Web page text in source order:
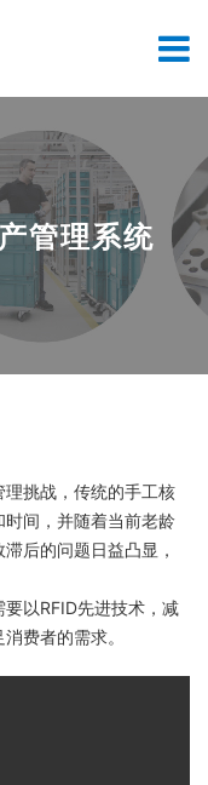
管理系统
挑战，传统的手工核
间，并随着当前老龄
后的问题日益凸显，
以RFID先进技术，减
费者的需求。